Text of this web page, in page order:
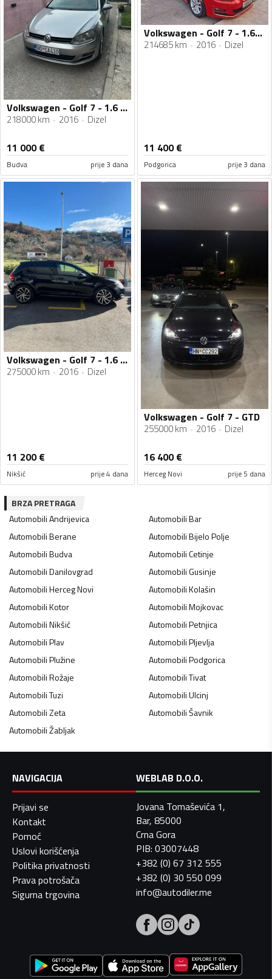
Volkswagen - Golf 7 - 1.6 TDI
218000 km 2016 Dizel
11 000€
Budva prije 3 dana
Volkswagen - Golf 7 - 1.6tdi 81kw
214685 km 2016 Dizel
11 400€
Podgorica prije 3 dana
Volkswagen - Golf 7 - 1.6 tdi
275000 km 2016 Dizel
11 200€
Nikšić prije 4 dana
Volkswagen - Golf 7 - GTD
255000 km 2016 Dizel
16 400€
Herceg Novi prije 5 dana
BRZA PRETRAGA
AutomobiliAndrijevica AutomobiliBar
AutomobiliBerane AutomobiliBijelo Polje
AutomobiliBudva AutomobiliCetinje
AutomobiliDanilovgrad AutomobiliGusinje
AutomobiliHerceg Novi AutomobiliKolašin
AutomobiliKotor AutomobiliMojkovac
AutomobiliNikšić AutomobiliPetnjica
AutomobiliPlav AutomobiliPljevlja
AutomobiliPlužine AutomobiliPodgorica
AutomobiliRožaje AutomobiliTivat
AutomobiliTuzi AutomobiliUlcinj
AutomobiliZeta AutomobiliŠavnik
AutomobiliŽabljak
NAVIGACIJA
Prijavi se
Kontakt
Pomoć
Uslovi korišćenja
Politika privatnosti
Prava potrošača
Sigurna trgovina
WEBLAB D.O.O.
Jovana Tomaševića 1,
Bar, 85000
Crna Gora
PIB: 03007448
+382 (0) 67 312 555
+382 (0) 30 550 099
info@autodiler.me